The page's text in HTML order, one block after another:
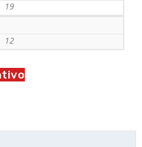
19
12